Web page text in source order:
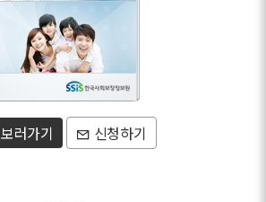
보러가기 신청하기